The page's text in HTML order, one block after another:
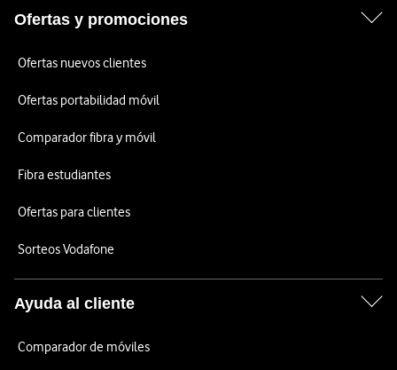
Ofertas y promociones
Ofertas nuevos clientes
Ofertas portabilidad móvil
Comparador fibra y móvil
Fibra estudiantes
Ofertas para clientes
Sorteos Vodafone
Ayuda al cliente
Comparador de móviles